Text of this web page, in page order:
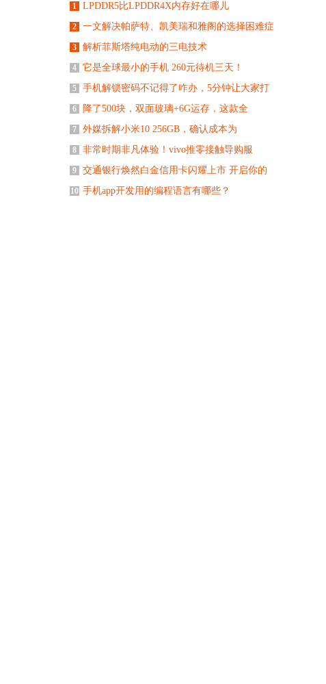
1 LPDDR5比LPDDR4X内存好在哪儿
2 一文解决帕萨特、凯美瑞和雅阁的选择困难症
3 解析菲斯塔纯电动的三电技术
4 它是全球最小的手机 260元待机三天！
5 手机解锁密码不记得了咋办，5分钟让大家打
6 降了500块，双面玻璃+6G运存，这款全
7 外媒拆解小米10 256GB，确认成本为
8 非常时期非凡体验！vivo推零接触导购服
9 交通银行焕然白金信用卡闪耀上市 开启你的
10 手机app开发用的编程语言有哪些？